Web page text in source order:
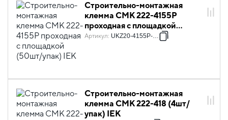
Строительно-монтажная
клемма СМК 222-4155P
проходная с площадкой
(50шт/упак) IEK
Артикул: UKZ20-4155P-050
Строительно-монтажная
клемма СМК 222-418 (4шт/
упак) IEK